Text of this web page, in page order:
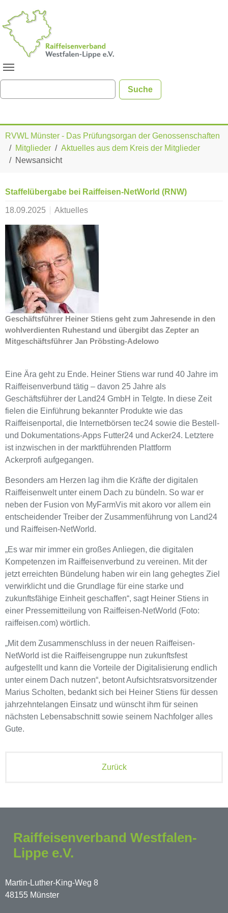
RVWL Münster - Das Prüfungsorgan der Genossenschaften
Mitglieder
Aktuelles aus dem Kreis der Mitglieder
Newsansicht
Staffelübergabe bei Raiffeisen-NetWorld (RNW)
18.09.2025 Aktuelles
Geschäftsführer Heiner Stiens geht zum Jahresende in den
wohlverdienten Ruhestand und übergibt das Zepter an
Mitgeschäftsführer Jan Pröbsting-Adelowo
Eine Ära geht zu Ende. Heiner Stiens war rund 40 Jahre im
Raiffeisenverbund tätig – davon 25 Jahre als
Geschäftsführer der Land24 GmbH in Telgte. In diese Zeit
fielen die Einführung bekannter Produkte wie das
Raiffeisenportal, die Internetbörsen tec24 sowie die Bestell-
und Dokumentations-Apps Futter24 und Acker24. Letztere
ist inzwischen in der marktführenden Plattform
Ackerprofi aufgegangen.
Besonders am Herzen lag ihm die Kräfte der digitalen
Raiffeisenwelt unter einem Dach zu bündeln. So war er
neben der Fusion von MyFarmVis mit akoro vor allem ein
entscheidender Treiber der Zusammenführung von Land24
und Raiffeisen-NetWorld.
„Es war mir immer ein großes Anliegen, die digitalen
Kompetenzen im Raiffeisenverbund zu vereinen. Mit der
jetzt erreichten Bündelung haben wir ein lang gehegtes Ziel
verwirklicht und die Grundlage für eine starke und
zukunftsfähige Einheit geschaffen“, sagt Heiner Stiens in
einer Pressemitteilung von Raiffeisen-NetWorld (Foto:
raiffeisen.com) wörtlich.
„Mit dem Zusammenschluss in der neuen Raiffeisen-
NetWorld ist die Raiffeisengruppe nun zukunftsfest
aufgestellt und kann die Vorteile der Digitalisierung endlich
unter einem Dach nutzen“, betont Aufsichtsratsvorsitzender
Marius Scholten, bedankt sich bei Heiner Stiens für dessen
jahrzehntelangen Einsatz und wünscht ihm für seinen
nächsten Lebensabschnitt sowie seinem Nachfolger alles
Gute.
Zurück
Raiffeisenverband Westfalen-
Lippe e.V.
Martin-Luther-King-Weg 8
48155 Münster